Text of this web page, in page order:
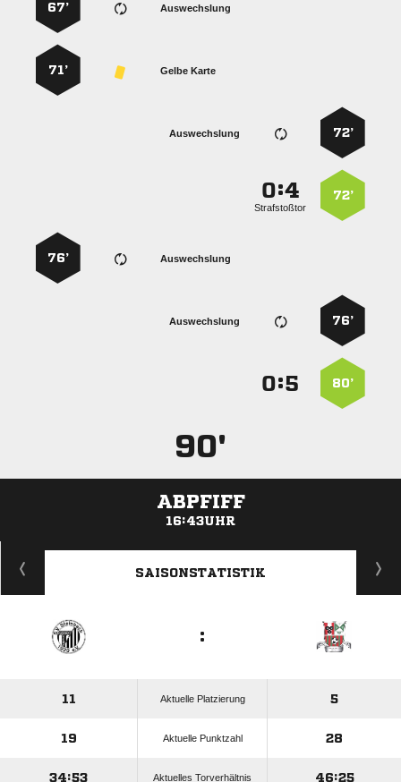
Auswechslung
67’
Gelbe Karte
71’
72’
Auswechslung
72’
:
Strafstoßtor
Auswechslung
76’
76’
Auswechslung
80’
:
90'
ABPFIFF
16:43UHR
ANZEIGE
SAISONSTATISTIK
:
11 Aktuelle Platzierung 5
19 Aktuelle Punktzahl 28
34:53 Aktuelles Torverhältnis 46:25